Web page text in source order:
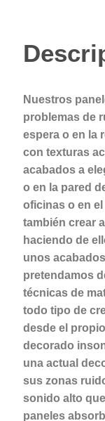
Nuestros
problemas de
espera o en la
con texturas
acabados a
o en la pared
oficinas o en
también crear
haciendo de
unos
pretendamos
técnicas de
todo tipo de
desde el
decorado
una actual
sus zonas
sonido alto
paneles